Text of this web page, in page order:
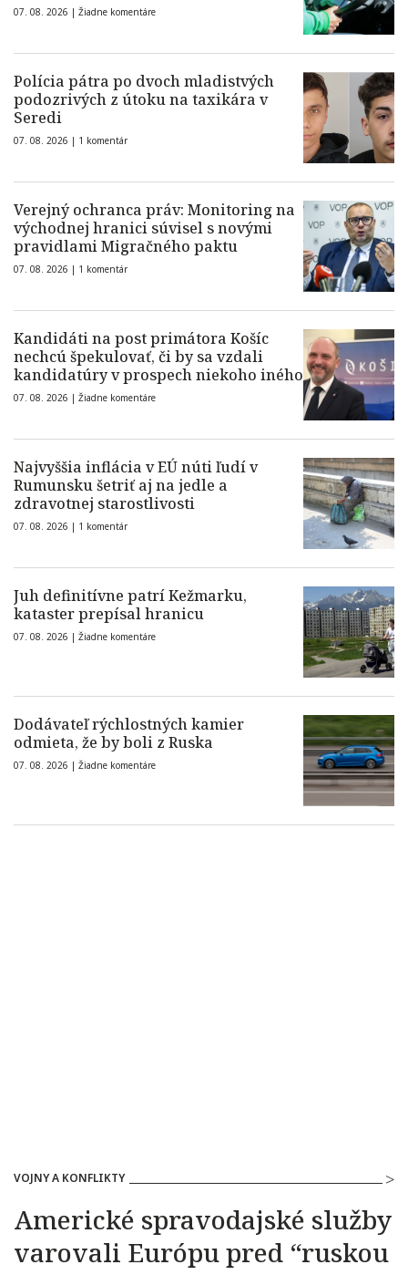
07. 08. 2026 | Žiadne komentáre
Polícia pátra po dvoch mladistvých
podozrivých z útoku na taxikára v
Seredi
07. 08. 2026 | 1 komentár
Verejný ochranca práv: Monitoring na
východnej hranici súvisel s novými
pravidlami Migračného paktu
07. 08. 2026 | 1 komentár
Kandidáti na post primátora Košíc
nechcú špekulovať, či by sa vzdali
kandidatúry v prospech niekoho iného
07. 08. 2026 | Žiadne komentáre
Najvyššia inflácia v EÚ núti ľudí v
Rumunsku šetriť aj na jedle a
zdravotnej starostlivosti
07. 08. 2026 | 1 komentár
Juh definitívne patrí Kežmarku,
kataster prepísal hranicu
07. 08. 2026 | Žiadne komentáre
Dodávateľ rýchlostných kamier
odmieta, že by boli z Ruska
07. 08. 2026 | Žiadne komentáre
VOJNY A KONFLIKTY
Americké spravodajské služby
varovali Európu pred “ruskou